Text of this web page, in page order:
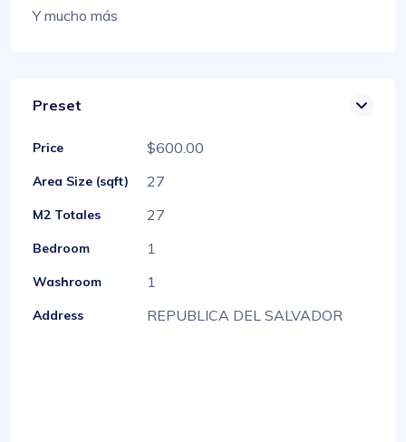
Y mucho más
Preset
Price $600.00
Area Size (sqft) 27
M2 Totales 27
Bedroom 1
Washroom 1
Address REPUBLICA DEL SALVADOR